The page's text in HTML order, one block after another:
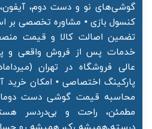
گوشی‌های نو و دست دوم، آیفون،
کنسول بازی • مشاوره تخصصی بر
تضمین اصالت کالا و قیمت
خدمات پس از فروش واقعی و
عالی فروشگاه در تهران
پارکینگ اختصاصی • امکان خرید
محاسبه قیمت گوشی دست
مطمئن، راحت و بی‌دردسر